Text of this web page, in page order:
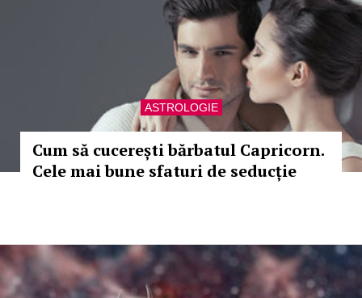
ASTROLOGIE
Cum să cucerești bărbatul Capricorn.
Cele mai bune sfaturi de seducție